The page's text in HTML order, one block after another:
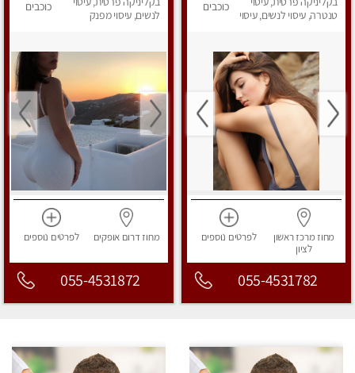
טנטרה, עיסוי לנשים, עיסוי
כוכבים
מחוז מרכזראשון
לציון
לפרטים נוספים
055-4531782
לנשים, עיסוי מפנק
כוכבים
מחוז דרום אופקים לפרטים נוספים
055-4531872